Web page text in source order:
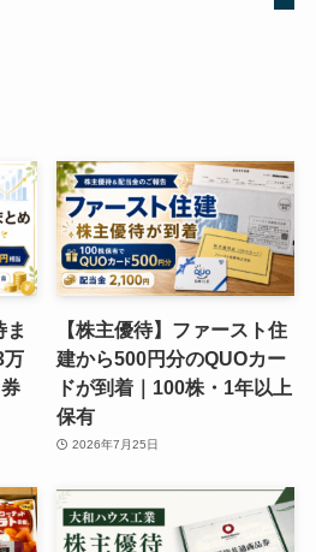
ま
万
【株主優待】ファースト住
建から500円分のQUOカー
ドが到着｜100株・1年以上
保有
2026年7月25日